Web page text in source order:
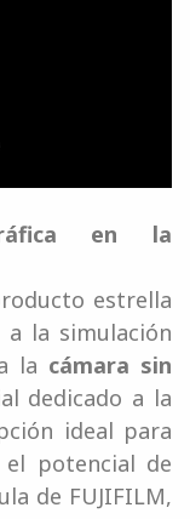
en la
estrella
a la simulación
la cámara sin
dedicado a la
ideal para
potencial de
de FUJIFILM,